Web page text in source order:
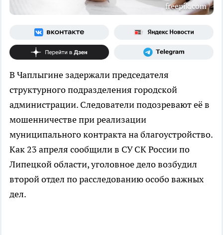
freepik.com
В Чаплыгине задержали председателя
структурного подразделения городской
администрации. Следователи подозревают её в
мошенничестве при реализации
муниципального контракта на благоустройство.
Как 23 апреля сообщили в СУ СК России по
Липецкой области, уголовное дело возбудил
второй отдел по расследованию особо важных
дел.